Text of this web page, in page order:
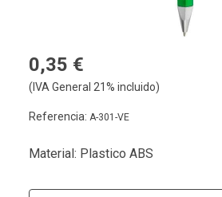
0,35 €
(IVA General 21% incluido)
Referencia: A-301-VE
Material: Plastico ABS